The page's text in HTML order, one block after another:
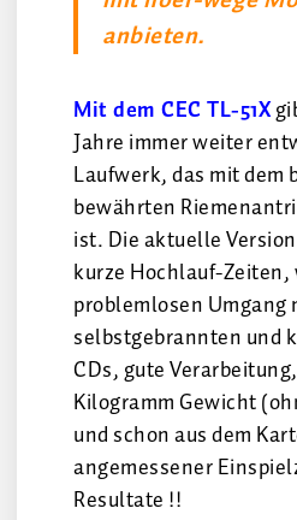
anbieten.
Mit dem CEC TL-51X
Jahre immer weiter
Laufwerk, das mit dem
bewährten
ist. Die aktuelle
kurze Hochlauf-
problemlosen Umgang
selbstgebrannten und
CDs, gute
Kilogramm Gewicht
und schon aus dem
angemessener
Resultate !!